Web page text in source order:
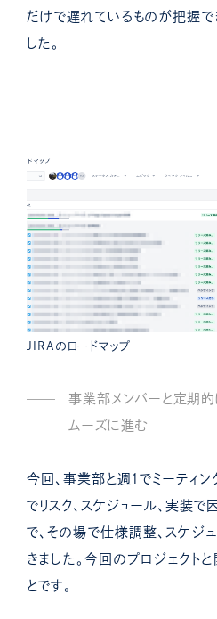
だけで遅れているものが把握
した。
JIRAのロードマップ
事業部メンバーと定期
ムーズに進む
今回、事業部と週１でミーティン
でリスク、スケジュール、実装で
で、その場で仕様調整、スケジ
きました。今回のプロジェクト
とです。